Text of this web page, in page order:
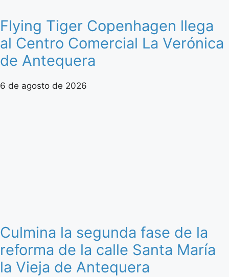
Flying Tiger Copenhagen llega
al Centro Comercial La Verónica
de Antequera
6 de agosto de 2026
Culmina la segunda fase de la
reforma de la calle Santa María
la Vieja de Antequera